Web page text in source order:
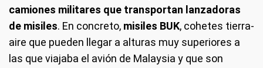
camiones militares que transportan lanzadoras
de misiles. En concreto, misiles BUK, cohetes tierra-
aire que pueden llegar a alturas muy superiores a
las que viajaba el avión de Malaysia y que son